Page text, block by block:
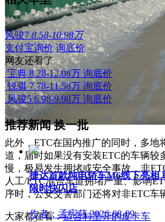
此外，ETC在国内推广的同时，多地
道，届时如果没有安装ETC的车辆较
慢，极易发生拥堵或安全事故，非
人工/ETC混合车道拥堵严重、影响
序时，公安交警部门还将对非ETC车
大家都在看：适合村里开的皮卡车
风骏7 8.58-10.98万
支付宝询价 询底价
网友还看了
宝典 8.28-12.08万 询底价
锐骐 7.78-11.58万 询底价
风骏5 6.98-9.98万 询底价
推荐新闻换一批
捷达首款纯电轿车M6线下亮相
限时快闪店
作者：孟宪慈 2026-08-09